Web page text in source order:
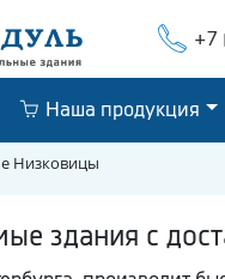
+7
Наша продукция
Низковицы
здания с